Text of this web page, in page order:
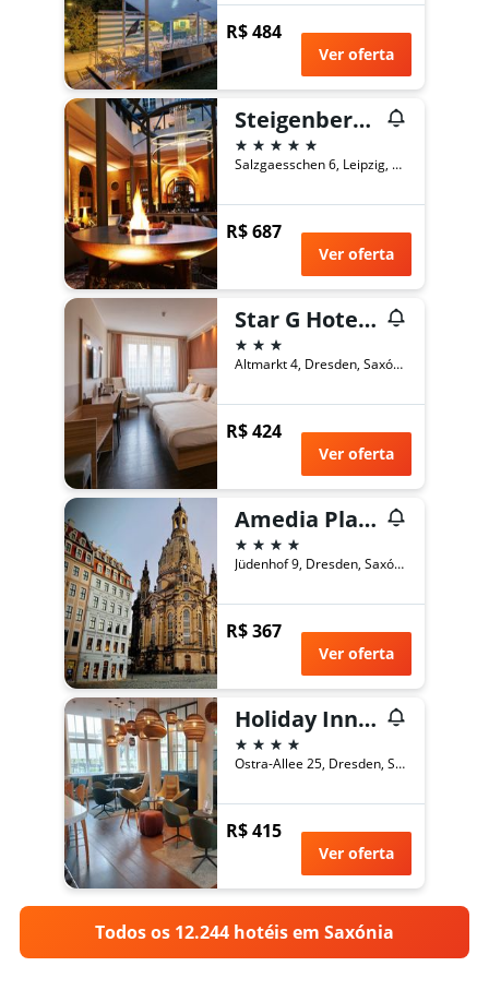
R$ 484
Ver oferta
Steigenberger Grandhotel Handelshof Leipzig
5 estrelas
Salzgaesschen 6, Leipzig, Saxónia, Alemanha
R$ 687
Ver oferta
Star G Hotel Premium Dresden Altmarkt
3 estrelas
Altmarkt 4, Dresden, Saxónia, Alemanha
R$ 424
Ver oferta
Amedia Plaza Dresden
4 estrelas
Jüdenhof 9, Dresden, Saxónia, Alemanha
R$ 367
Ver oferta
Holiday Inn Dresden - Am Zwinger By IHG
4 estrelas
Ostra-Allee 25, Dresden, Saxónia, Alemanha
R$ 415
Ver oferta
Todos os 12.244 hotéis em Saxónia